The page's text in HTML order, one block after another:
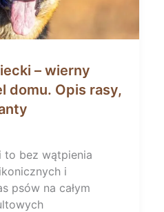
– wierny
domu. Opis rasy,
to bez wątpienia
i
psów na całym